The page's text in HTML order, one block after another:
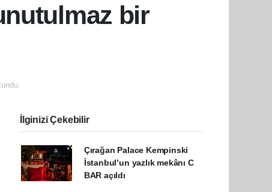
bir
İlginizi Çekebilir
Çırağan Palace Kempinski
İstanbul’un yazlık mekânı C
BAR açıldı